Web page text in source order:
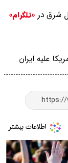
شرق در «تلگرام»
علیه ایران